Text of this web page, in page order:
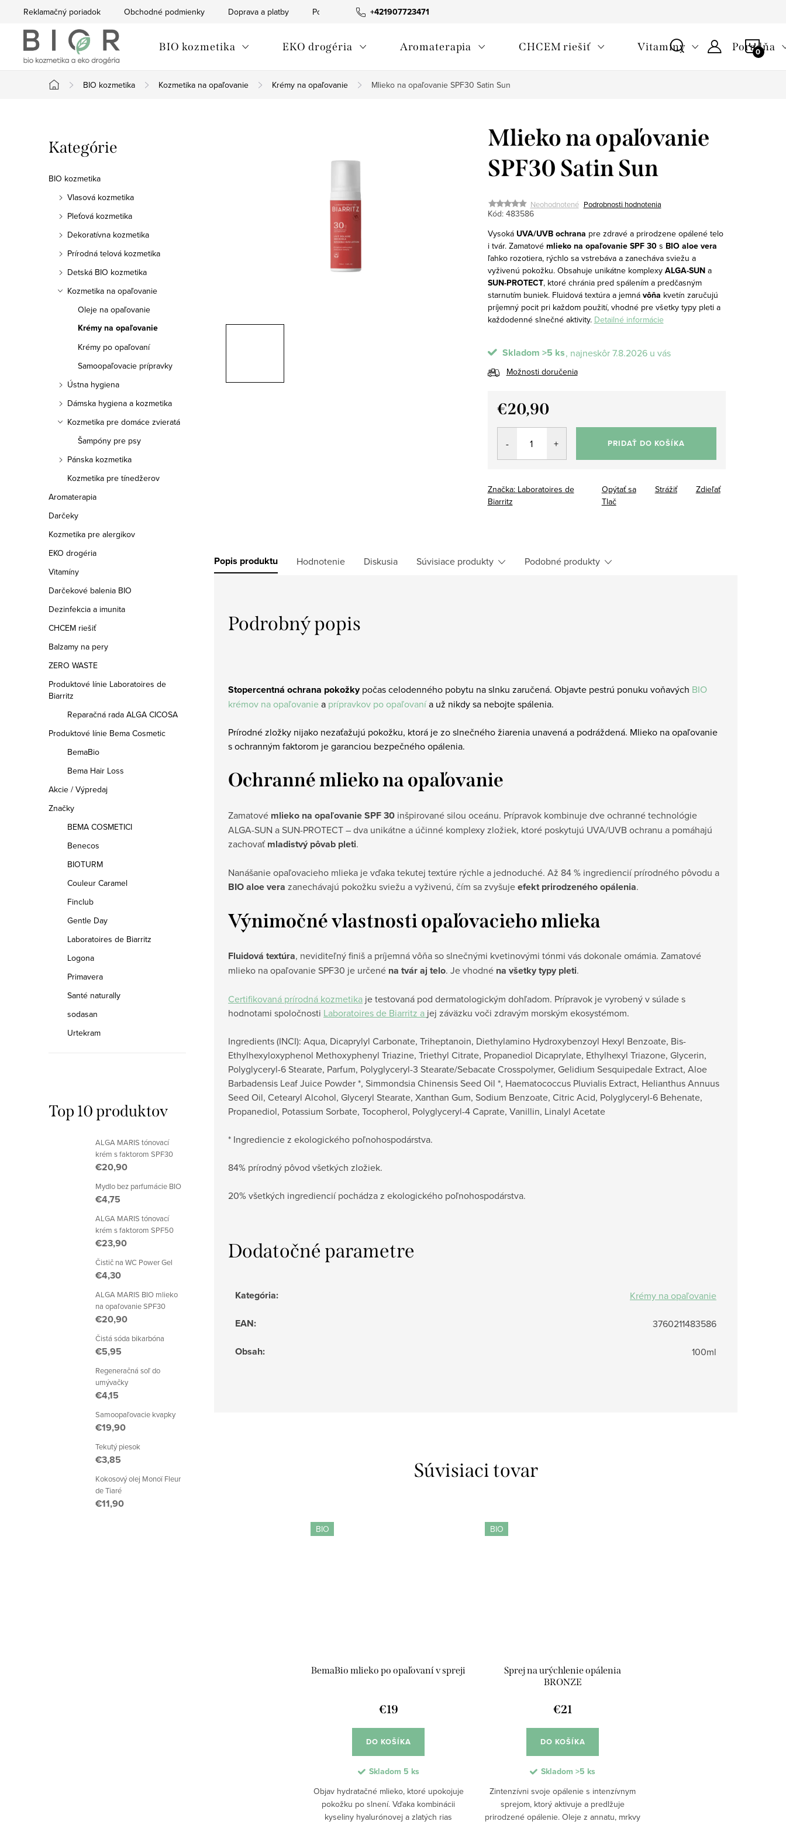
+421907723471
Reklamačný poriadok Obchodné podmienky Doprava a platby Podmienky ochrany osobných údajov
BIO kozmetika EKO drogéria Aromaterapia CHCEM riešiť Vitamíny Poradňa
Domov
BIO kozmetika Kozmetika na opaľovanie Krémy na opaľovanie Mlieko na opaľovanie SPF30 Satin Sun
o
č
n
n
Preskočiť
kategórie
Kategórie
BIO kozmetika
Vlasová kozmetika
Pleťová kozmetika
Dekoratívna kozmetika
Prírodná telová kozmetika
Detská BIO kozmetika
Kozmetika na opaľovanie
Oleje na opaľovanie
Krémy na opaľovanie
Krémy po opaľovaní
Samoopaľovacie prípravky
Ústna hygiena
Dámska hygiena a kozmetika
Kozmetika pre domáce zvieratá
Šampóny pre psy
Pánska kozmetika
Kozmetika pre tínedžerov
Aromaterapia
Darčeky
Kozmetika pre alergikov
EKO drogéria
Vitamíny
Darčekové balenia BIO
Dezinfekcia a imunita
CHCEM riešiť
Balzamy na pery
ZERO WASTE
Produktové línie Laboratoires de
Biarritz
Reparačná rada ALGA CICOSA
Produktové línie Bema Cosmetic
BemaBio
Bema Hair Loss
Akcie / Výpredaj
Značky
BEMA COSMETICI
Benecos
BIOTURM
Couleur Caramel
Finclub
Gentle Day
Laboratoires de Biarritz
Logona
Primavera
Santé naturally
sodasan
Urtekram
Top 10 produktov
ALGA MARIS tónovací
krém s faktorom SPF30
€20,90
Mydlo bez parfumácie BIO
€4,75
ALGA MARIS tónovací
krém s faktorom SPF50
€23,90
Čistič na WC Power Gel
€4,30
ALGA MARIS BIO mlieko
na opaľovanie SPF30
€20,90
Čistá sóda bikarbóna
€5,95
Regeneračná soľ do
umývačky
€4,15
Samoopaľovacie kvapky
€19,90
Tekutý piesok
€3,85
Kokosový olej Monoï Fleur
de Tiaré
€11,90
Mlieko na opaľovanie
SPF30 Satin Sun
Neohodnotené Podrobnosti hodnotenia
Kód: 483586
Vysoká UVA/UVB ochrana pre zdravé a prirodzene opálené telo
i tvár. Zamatové mlieko na opaľovanie SPF 30s BIO aloe vera
ľahko rozotiera, rýchlo sa vstrebáva a zanecháva sviežu a
vyživenú pokožku. Obsahuje unikátne komplexy ALGA-SUNa
SUN-PROTECT, ktoré chránia pred spálením a predčasným
starnutím buniek. Fluidová textúra a jemná vôňa kvetín zaručujú
príjemný pocit pri každom použití, vhodné pre všetky typy pleti a
každodenné slnečné aktivity. Detailné informácie
Skladom >5 ks 7.8.2026
Možnosti doručenia
€20,90
Jednotková
PRIDAŤ DO KOŠÍKA
Značka: Laboratoires de
Biarritz
Tlač
Opýtať sa Strážiť Zdieľať
Popis produktu Hodnotenie Diskusia Súvisiace produkty Podobné produkty
Podrobný popis
Stopercentná ochrana pokožkypočas celodenného pobytu na slnku zaručená. Objavte pestrú ponuku voňavých BIO
krémov na opaľovaniea prípravkov po opaľovanía už nikdy sa nebojte spálenia.
Prírodné zložky nijako nezaťažujú pokožku, ktorá je zo slnečného žiarenia unavená a podráždená. Mlieko na opaľovanie
s ochranným faktorom je garanciou bezpečného opálenia.
Ochranné mlieko na opaľovanie
Zamatové mlieko na opaľovanie SPF 30 inšpirované silou oceánu. Prípravok kombinuje dve ochranné technológie
ALGA-SUN a SUN-PROTECT – dva unikátne a účinné komplexy zložiek, ktoré poskytujú UVA/UVB ochranu a pomáhajú
zachovať mladistvý pôvab pleti.
Nanášanie opaľovacieho mlieka je vďaka tekutej textúre rýchle a jednoduché. Až 84 % ingrediencií prírodného pôvodu a
BIO aloe vera zanechávajú pokožku sviežu a vyživenú, čím sa zvyšujeefekt prirodzeného opálenia.
Výnimočné vlastnosti opaľovacieho mlieka
Fluidová textúra, neviditeľný finiš a príjemná vôňa so slnečnými kvetinovými tónmi vás dokonale omámia. Zamatové
mlieko na opaľovanie SPF30 je určené na tvár aj telo. Je vhodné na všetky typy pleti.
Certifikovaná prírodná kozmetika je testovaná pod dermatologickým dohľadom. Prípravok je vyrobený v súlade s
hodnotami spoločnosti Laboratoires de Biarritz a jej záväzku voči zdravým morským ekosystémom.
Ingredients (INCI): Aqua, Dicaprylyl Carbonate, Triheptanoin, Diethylamino Hydroxybenzoyl Hexyl Benzoate, Bis-
Ethylhexyloxyphenol Methoxyphenyl Triazine, Triethyl Citrate, Propanediol Dicaprylate, Ethylhexyl Triazone, Glycerin,
Polyglyceryl-6 Stearate, Parfum, Polyglyceryl-3 Stearate/Sebacate Crosspolymer, Gelidium Sesquipedale Extract, Aloe
Barbadensis Leaf Juice Powder *, Simmondsia Chinensis Seed Oil *, Haematococcus Pluvialis Extract, Helianthus Annuus
Seed Oil, Cetearyl Alcohol, Glyceryl Stearate, Xanthan Gum, Sodium Benzoate, Citric Acid, Polyglyceryl-6 Behenate,
Propanediol, Potassium Sorbate, Tocopherol, Polyglyceryl-4 Caprate, Vanillin, Linalyl Acetate
* Ingrediencie z ekologického poľnohospodárstva.
84% prírodný pôvod všetkých zložiek.
20% všetkých ingrediencií pochádza z ekologického poľnohospodárstva.
Dodatočné parametre
Kategória: Krémy na opaľovanie
EAN: 3760211483586
Obsah: 100ml
Súvisiaci tovar
BIO
BemaBio mlieko po opaľovaní v spreji
€19
DO KOŠÍKA
Skladom 5 ks
Objav hydratačné mlieko, ktoré upokojuje
pokožku po slnení. Vďaka kombinácii
kyseliny hyalurónovej a zlatých rias
BIO
Sprej na urýchlenie opálenia
BRONZE
€21
DO KOŠÍKA
Skladom >5 ks
Zintenzívni svoje opálenie s intenzívnym
sprejom, ktorý aktivuje a predlžuje
prirodzené opálenie. Oleje z annatu, mrkvy